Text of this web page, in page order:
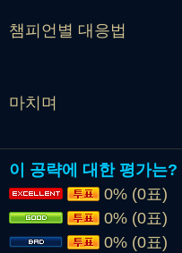
챔피언별 대응법
마치며
이 공략에 대한 평가는?
0% (0표)
0% (0표)
0% (0표)